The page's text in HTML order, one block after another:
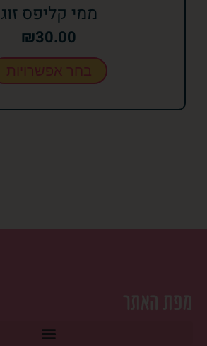
ממי קליפס זוג
₪30.00
בחר אפשרויות
מפת האתר